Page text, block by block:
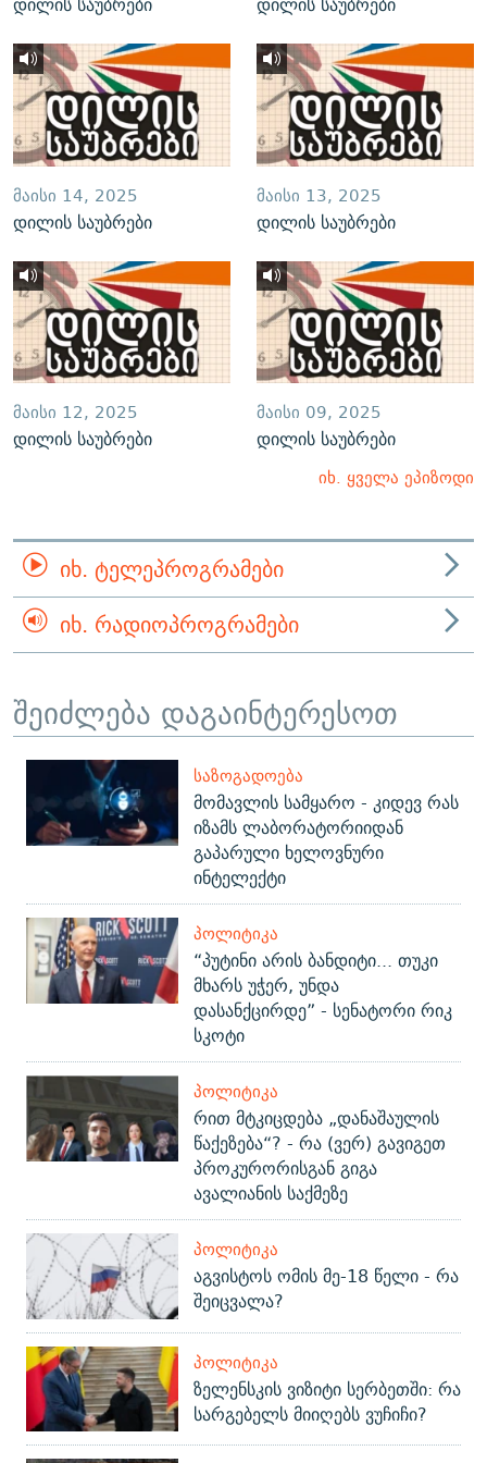
ᲛᲐᲘᲡᲘ 14, 2025
დილის საუბრები
ᲛᲐᲘᲡᲘ 13, 2025
დილის საუბრები
ᲛᲐᲘᲡᲘ 12, 2025
დილის საუბრები
ᲛᲐᲘᲡᲘ 09, 2025
დილის საუბრები
იხ. ყველა ეპიზოდი
ᲘᲮ. ᲢᲔᲚᲔᲞᲠᲝᲒᲠᲐᲛᲔᲑᲘ
ᲘᲮ. ᲠᲐᲓᲘᲝᲞᲠᲝᲒᲠᲐᲛᲔᲑᲘ
შეიძლება დაგაინტერესოთ
ᲡᲐᲖᲝᲒᲐᲓᲝᲔᲑᲐ
მომავლის სამყარო - კიდევ რას
იზამს ლაბორატორიიდან
გაპარული ხელოვნური
ინტელექტი
ᲞᲝᲚᲘᲢᲘᲙᲐ
“პუტინი არის ბანდიტი... თუკი
მხარს უჭერ, უნდა
დასანქცირდე” - სენატორი რიკ
სკოტი
ᲞᲝᲚᲘᲢᲘᲙᲐ
რით მტკიცდება „დანაშაულის
წაქეზება“? - რა (ვერ) გავიგეთ
პროკურორისგან გიგა
ავალიანის საქმეზე
ᲞᲝᲚᲘᲢᲘᲙᲐ
აგვისტოს ომის მე-18 წელი - რა
შეიცვალა?
ᲞᲝᲚᲘᲢᲘᲙᲐ
ზელენსკის ვიზიტი სერბეთში: რა
სარგებელს მიიღებს ვუჩიჩი?